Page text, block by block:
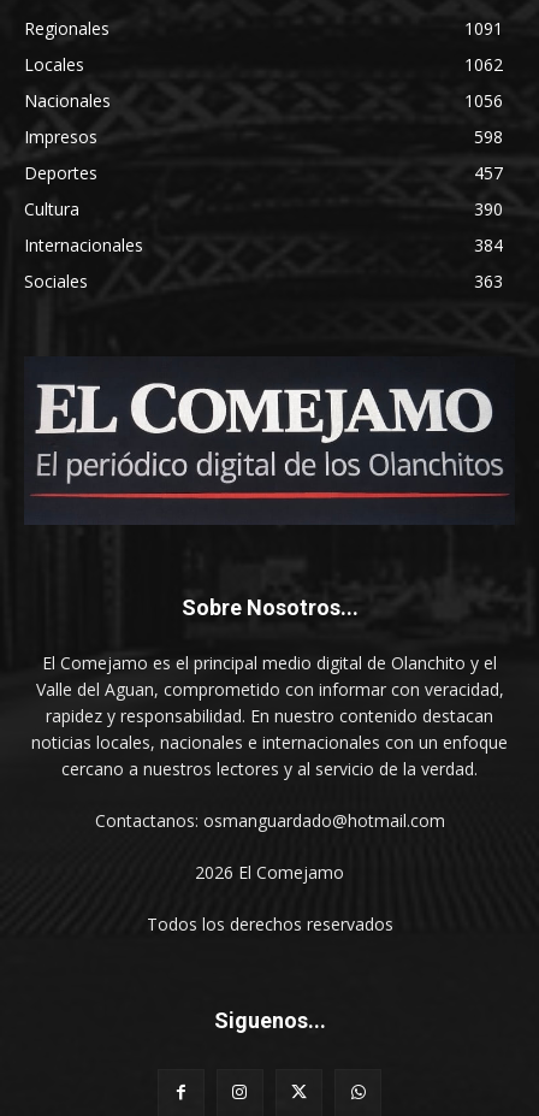
Regionales
1091
Locales
1062
Nacionales
1056
Impresos
598
Deportes
457
Cultura
390
Internacionales
384
Sociales
363
Sobre Nosotros...
El Comejamo es el principal medio digital de Olanchito y el
Valle del Aguan, comprometido con informar con veracidad,
rapidez y responsabilidad. En nuestro contenido destacan
noticias locales, nacionales e internacionales con un enfoque
cercano a nuestros lectores y al servicio de la verdad.
Contactanos: osmanguardado@hotmail.com
2026 El Comejamo
Todos los derechos reservados
Siguenos...